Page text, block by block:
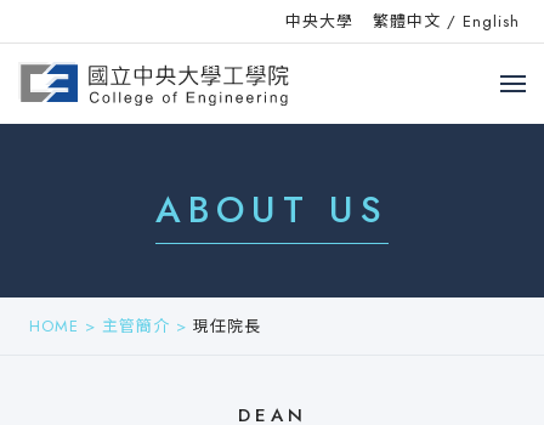
中央大學 繁體中文 / English
ABOUT US
HOME > 主管簡介 > 現任院長
DEAN